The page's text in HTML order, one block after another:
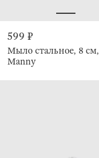
599 ₽
Мыло стальное, 8 см,
Manny